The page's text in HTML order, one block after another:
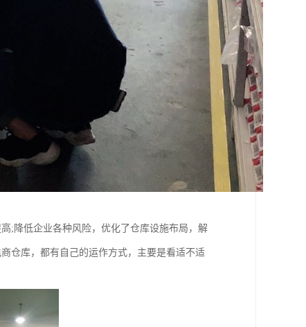
;降低企业各种风险，优化了仓库设施布局，解
仓库，都有自己的运作方式，主要是看适不适